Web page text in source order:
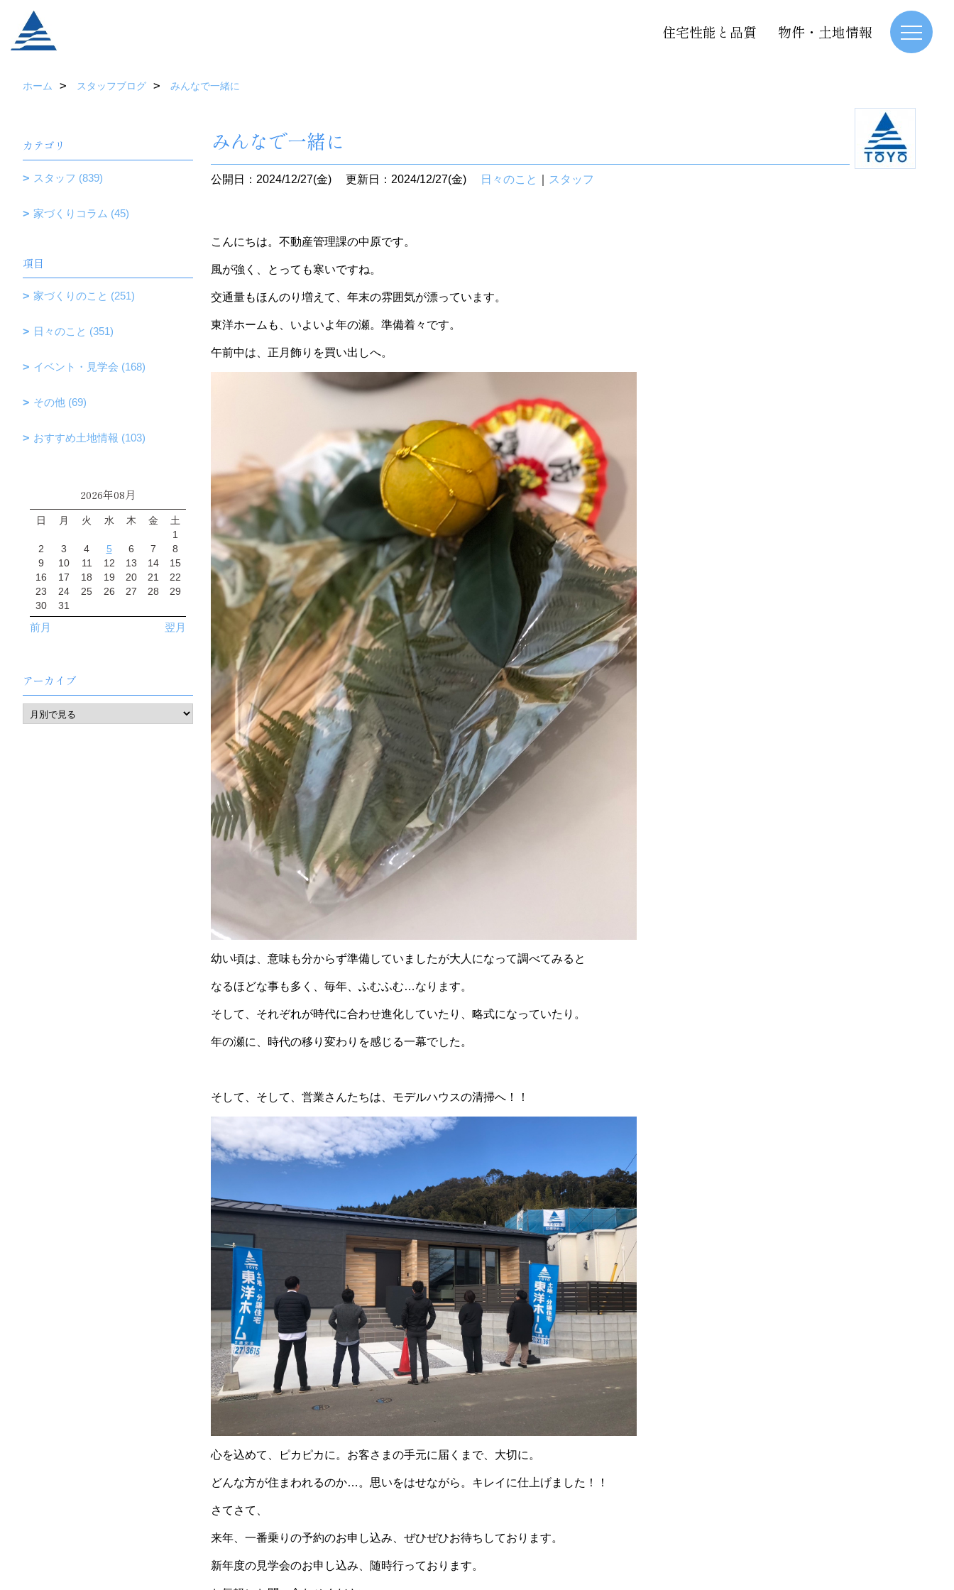
住宅性能と品質 物件・土地情報
ホーム スタッフブログ みんなで一緒に
みんなで一緒に
公開日：2024/12/27(金) 更新日：2024/12/27(金) 日々のこと スタッフ
こんにちは。不動産管理課の中原です。
風が強く、とっても寒いですね。
交通量もほんのり増えて、年末の雰囲気が漂っています。
東洋ホームも、いよいよ年の瀬。準備着々です。
午前中は、正月飾りを買い出しへ。
幼い頃は、意味も分からず準備していましたが大人になって調べてみると
なるほどな事も多く、毎年、ふむふむ…なります。
そして、それぞれが時代に合わせ進化していたり、略式になっていたり。
年の瀬に、時代の移り変わりを感じる一幕でした。
そして、そして、営業さんたちは、モデルハウスの清掃へ！！
心を込めて、ピカピカに。お客さまの手元に届くまで、大切に。
どんな方が住まわれるのか…。思いをはせながら。キレイに仕上げました！！
さてさて、
来年、一番乗りの予約のお申し込み、ぜひぜひお待ちしております。
新年度の見学会のお申し込み、随時行っております。
カテゴリ
スタッフ (839)
家づくりコラム (45)
項目
家づくりのこと (251)
日々のこと (351)
イベント・見学会 (168)
その他 (69)
おすすめ土地情報 (103)
2026年08月
日 月 火 水 木 金
土
1
2
3 4 5 6 7
8
9
10 11 12 13 14
15
16
17 18 19 20 21
22
23
24 25 26 27 28
29
30
31
前月 翌月
アーカイブ